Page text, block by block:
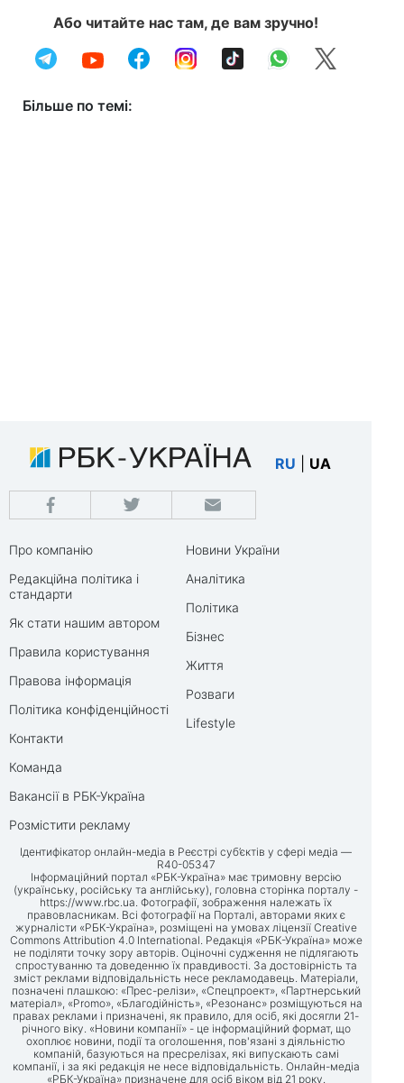
Або читайте нас там, де вам зручно!
Більше по темі:
RU UA
Про компанію
Редакційна політика і
стандарти
Як стати нашим автором
Правила користування
Правова інформація
Політика конфіденційності
Контакти
Команда
Вакансії в РБК-Україна
Розмістити рекламу
Новини України
Аналітика
Політика
Бізнес
Життя
Розваги
Lifestyle
Ідентифікатор онлайн-медіа в Реєстрі суб’єктів у сфері медіа —
R40-05347
Інформаційний портал «РБК-Україна» має тримовну версію
(українську, російську та англійську), головна сторінка порталу -
https://www.rbc.ua. Фотографії, зображення належать їх
правовласникам. Всі фотографії на Порталі, авторами яких є
журналісти «РБК-Україна», розміщені на умовах ліцензії Creative
Commons Attribution 4.0 International. Редакція «РБК-Україна» може
не поділяти точку зору авторів. Оціночні судження не підлягають
спростуванню та доведенню їх правдивості. За достовірність та
зміст реклами відповідальність несе рекламодавець. Матеріали,
позначені плашкою: «Прес-релізи», «Спецпроект», «Партнерський
матеріал», «Promo», «Благодійність», «Резонанс» розміщуються на
правах реклами і призначені, як правило, для осіб, які досягли 21-
річного віку. «Новини компанії» - це інформаційний формат, що
охоплює новини, події та оголошення, пов'язані з діяльністю
компаній, базуються на пресрелізах, які випускають самі
компанії, і за які редакція не несе відповідальність. Онлайн-медіа
«РБК-Україна» призначене для осіб віком від 21 року.